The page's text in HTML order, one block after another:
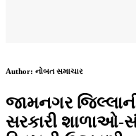
Author: નોબત સમાચાર
જામનગર
સરકારી શાળાઓ-